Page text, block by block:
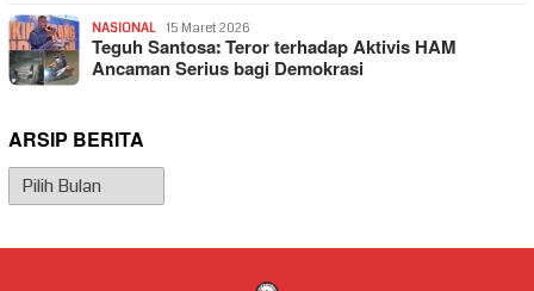
NASIONAL 15 Maret 2026
Teguh Santosa: Teror terhadap Aktivis HAM
Ancaman Serius bagi Demokrasi
ARSIP BERITA
Arsip
Berita